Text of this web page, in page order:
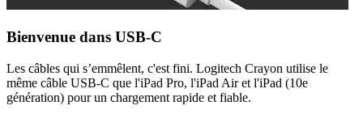
Bienvenue dans USB-C
Les câbles qui s’emmêlent, c'est fini. Logitech Crayon utilise le
même câble USB-C que l'iPad Pro, l'iPad Air et l'iPad (10e
génération) pour un chargement rapide et fiable.